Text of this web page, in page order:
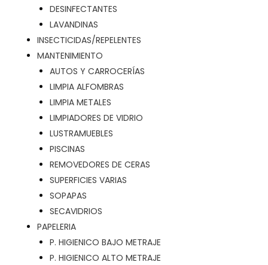
DESINFECTANTES
LAVANDINAS
INSECTICIDAS/REPELENTES
MANTENIMIENTO
AUTOS Y CARROCERÍAS
LIMPIA ALFOMBRAS
LIMPIA METALES
LIMPIADORES DE VIDRIO
LUSTRAMUEBLES
PISCINAS
REMOVEDORES DE CERAS
SUPERFICIES VARIAS
SOPAPAS
SECAVIDRIOS
PAPELERIA
P. HIGIENICO BAJO METRAJE
P. HIGIENICO ALTO METRAJE